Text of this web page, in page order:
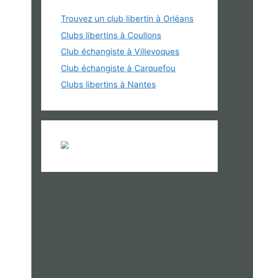
Trouvez un club libertin à Orléans
Clubs libertins à Coullons
Club échangiste à Villevoques
Club échangiste à Carquefou
Clubs libertins à Nantes